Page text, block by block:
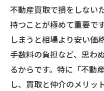
不動産買取で損をしない
持つことが極めて重要で
しまうと相場より安い価
手数料の負担など、思わ
るからです。特に「不動
し、買取と仲介のメリッ